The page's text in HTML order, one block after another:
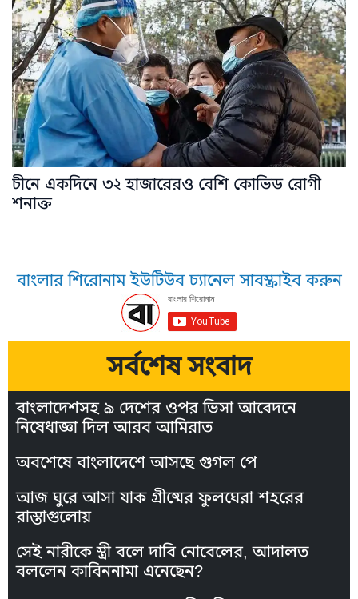
চীনে একদিনে ৩২ হাজারেরও বেশি কোভিড রোগী
শনাক্ত
বাংলার শিরোনাম ইউটিউব চ্যানেল সাবস্ক্রাইব করুন
সর্বশেষ সংবাদ
বাংলাদেশসহ ৯ দেশের ওপর ভিসা আবেদনে
নিষেধাজ্ঞা দিল আরব আমিরাত
অবশেষে বাংলাদেশে আসছে গুগল পে
আজ ঘুরে আসা যাক গ্রীষ্মের ফুলঘেরা শহরের
রাস্তাগুলোয়
সেই নারীকে স্ত্রী বলে দাবি নোবেলের, আদালত
বললেন কাবিননামা এনেছেন?